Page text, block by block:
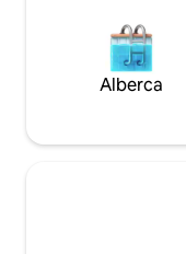
Alberca